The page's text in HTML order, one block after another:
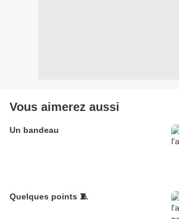
Vous aimerez aussi
Un bandeau
Quelques points 🧵